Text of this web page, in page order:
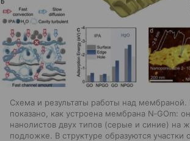
Схема и результаты работы над мембраной.
показано, как устроена мембрана N‑GOm:
нанолистов двух типов (серые и синие) на
подложке. В структуре образуются участки